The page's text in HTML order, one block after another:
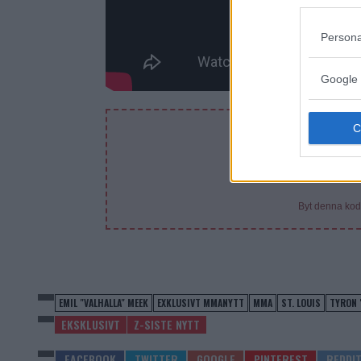
Google
Byt denna
EMIL "VALHALLA" MEEK EXKLUSIVT MMANYTT MMA ST. LOUIS TYRON
EKSKLUSIVT Z-SISTE NYTT